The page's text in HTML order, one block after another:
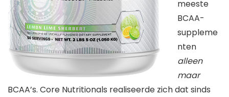
meeste
BCAA-
suppleme
nten
alleen
maar
BCAA’s. Core Nutritionals realiseerde zich dat sinds